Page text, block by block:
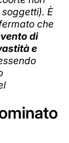
È
che
di
e